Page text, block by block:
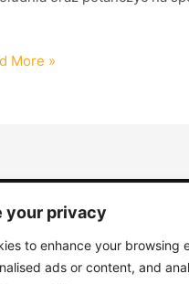
your privacy
to enhance your browsing
ads or content, and
More »
STRONA GŁÓWNA
MUZYKA I KONCERTY